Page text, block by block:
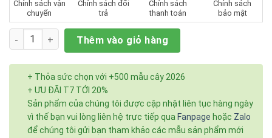
Chính sách vận
chuyển
Chính sách đổi
trả
Chính sách
thanh toán
Chính sách
bảo mật
Số lượng Thêm vào giỏ hàng
+ Thỏa sức chọn với +500 mẫu cây 2026
+ ƯU ĐÃI T7 TỚI 20%
Sản phẩm của chúng tôi được cập nhật liên tục hàng ngày
vì thế bạn vui lòng liên hệ trực tiếp qua Fanpage hoặc Zalo
để chúng tôi gửi bạn tham khảo các mẫu sản phẩm mới